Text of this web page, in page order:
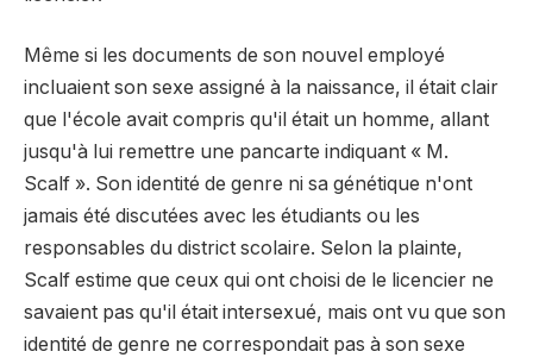
Même si les documents de son nouvel employé
incluaient son sexe assigné à la naissance, il était clair
que l'école avait compris qu'il était un homme, allant
jusqu'à lui remettre une pancarte indiquant « M.
Scalf ». Son identité de genre ni sa génétique n'ont
jamais été discutées avec les étudiants ou les
responsables du district scolaire. Selon la plainte,
Scalf estime que ceux qui ont choisi de le licencier ne
savaient pas qu'il était intersexué, mais ont vu que son
identité de genre ne correspondait pas à son sexe